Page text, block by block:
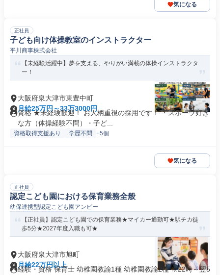
気になる
正社員
子ども向け体操教室のインストラクター
平川商事株式会社
【未経験活躍中】夢を支える、やりがい満載の体操インストラクタ
ー！
大阪府泉大津市東豊中町
月給25万円～33万3000円
資格 ★未経験歓迎！ お人柄重視の採用です！ ・スポーツ好き
な方（体操経験不問）・子ど...
資格取得支援あり 学歴不問 +5個
気になる
正社員
認定こども園における保育業務全般
幼保連携型認定こども園アンビー
【正社員】認定こども園での保育業務★マイカー通勤可★駅チカ徒
歩5分★2027年度入職も可★
大阪府泉大津市旭町
月給22万円以上
経験・資格 保育士 幼稚園教諭1種 幼稚園教諭2種 ※22時～翌5